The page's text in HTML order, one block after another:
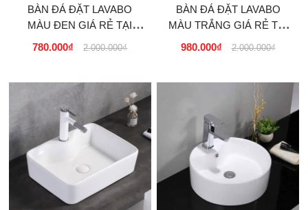
BÀN ĐÁ ĐẶT LAVABO
MÀU ĐEN GIÁ RẺ TẠI
TPHCM
780.000₫ 2.000.000₫
BÀN ĐÁ ĐẶT LAVABO
MÀU TRẮNG GIÁ RẺ TẠI
TPHCM
980.000₫ 2.000.000₫